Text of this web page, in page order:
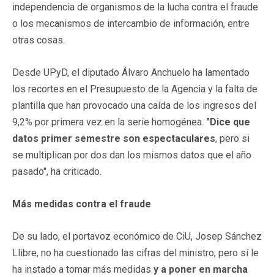
independencia de organismos de la lucha contra el fraude
o los mecanismos de intercambio de información, entre
otras cosas.
Desde UPyD, el diputado Álvaro Anchuelo ha lamentado
los recortes en el Presupuesto de la Agencia y la falta de
plantilla que han provocado una caída de los ingresos del
9,2% por primera vez en la serie homogénea. "Dice que
datos primer semestre son espectaculares, pero si
se multiplican por dos dan los mismos datos que el año
pasado", ha criticado.
Más medidas contra el fraude
De su lado, el portavoz económico de CiU, Josep Sánchez
Llibre, no ha cuestionado las cifras del ministro, pero sí le
ha instado a tomar más medidas y a poner en marcha